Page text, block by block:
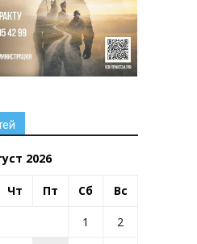
2026
Чт Пт Сб Вс
1
2